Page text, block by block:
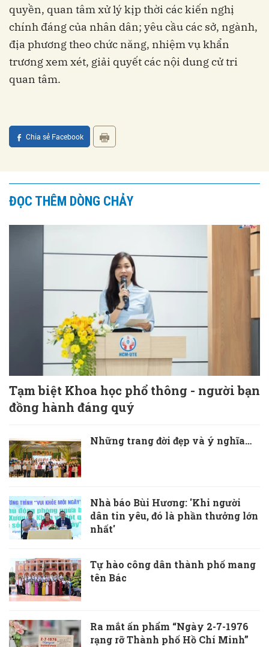
quyền, quan tâm xử lý kịp thời các kiến nghị
chính đáng của nhân dân; yêu cầu các sở, ngành,
địa phương theo chức năng, nhiệm vụ khẩn
trương xem xét, giải quyết các nội dung cử tri
quan tâm.
Chia sẻ Facebook
ĐỌC THÊM DÒNG CHẢY
Tạm biệt Khoa học phổ thông - người bạn
đồng hành đáng quý
Những trang đời đẹp và ý nghĩa…
Nhà báo Bùi Hương: 'Khi người
dân tin yêu, đó là phần thưởng lớn
nhất'
Tự hào công dân thành phố mang
tên Bác
Ra mắt ấn phẩm “Ngày 2-7-1976
rạng rỡ Thành phố Hồ Chí Minh”